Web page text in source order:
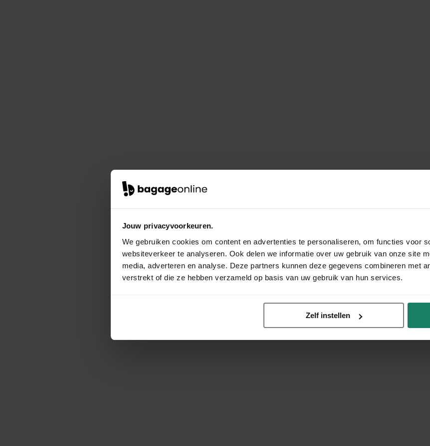
Jouw privacyvoorkeuren.
We gebruiken cookies om content en advertenties te personaliseren, om functies voor
websiteverkeer te analyseren. Ook delen we informatie over uw gebruik van onze site
media, adverteren en analyse. Deze partners kunnen deze gegevens combineren met
verstrekt of die ze hebben verzameld op basis van uw gebruik van hun services.
Zelf instellen